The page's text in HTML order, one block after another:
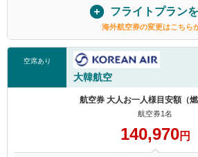
フライトプラン
海外航空券の変更はこちら
空席あり
大韓航空
航空券 大人お一人様目安額（燃
航空券1名
140,970円